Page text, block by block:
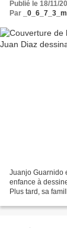
Publié le 18/11/
Par
_0_6_7_3_m
Juanjo Guarnido
enfance à
Plus tard, sa